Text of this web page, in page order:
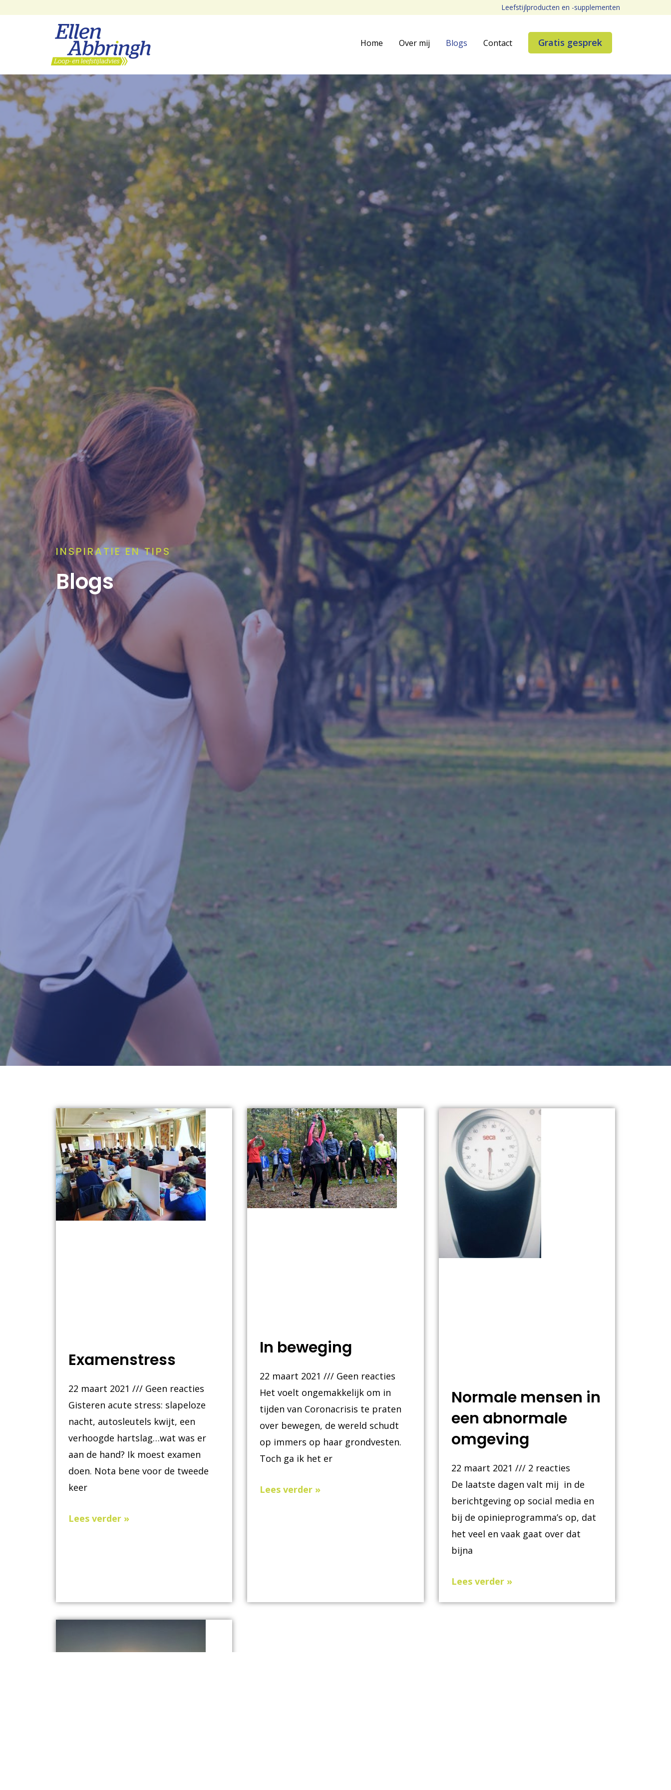
Leefstijlproducten en -supplementen
Home Over mij Blogs Contact Gratis gesprek
INSPIRATIE EN TIPS
Blogs
Examenstress
22 maart 2021
Geen reacties
Gisteren acute stress: slapeloze
nacht, autosleutels kwijt, een
verhoogde hartslag…wat was er
aan de hand? Ik moest examen
doen. Nota bene voor de tweede
keer
Lees verder »
In beweging
22 maart 2021
Geen reacties
Het voelt ongemakkelijk om in
tijden van Coronacrisis te praten
over bewegen, de wereld schudt
op immers op haar grondvesten.
Toch ga ik het er
Lees verder »
Normale mensen in
een abnormale
omgeving
22 maart 2021
2 reacties
De laatste dagen valt mij in de
berichtgeving op social media en
bij de opinieprogramma’s op, dat
het veel en vaak gaat over dat
bijna
Lees verder »